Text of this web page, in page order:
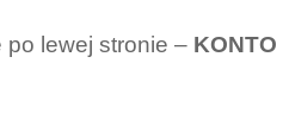
po lewej stronie – KONTO